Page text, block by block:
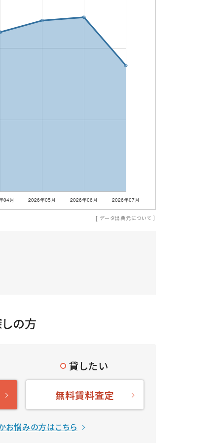
[ データ出典元について ］
の方
貸したい
無料賃料査定
お悩みの方はこちら